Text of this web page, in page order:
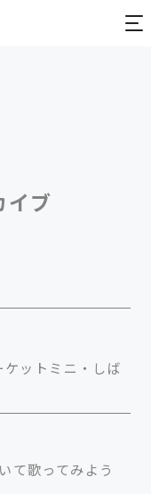
イブ
ットミニ・しば
て歌ってみよう